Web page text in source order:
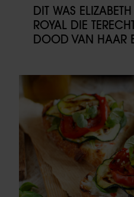
DIT WAS
ROYAL DIE
DOOD VAN HAAR